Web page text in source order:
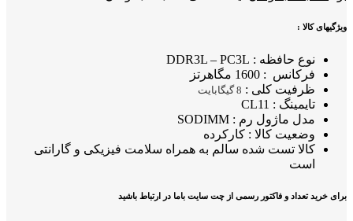
ویژگیهای کالا :
نوع حافظه : DDR3L – PC3L
فرکانس : 1600 مگاهرتز
ظرفیت کلی : 8 گیگابایت
تایمینگ : CL11
مدل ماژول رم : SODIMM
وضعیت کالا : کارکرده
کالا تست شده سالم به همراه سلامت فیزیکی و گارانتی
است
برای خرید تعداد و فاکتور رسمی از چت سایت باما در ارتباط باشید